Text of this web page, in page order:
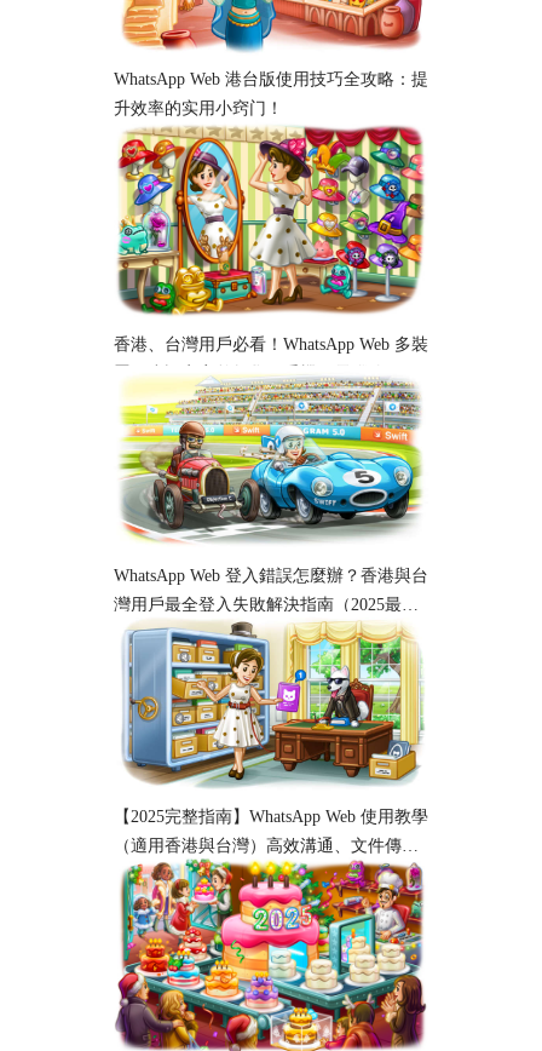
WhatsApp Web 港台版使用技巧全攻略：提
升效率的实用小窍门！
香港、台灣用戶必看！WhatsApp Web 多裝
置同步設定完整教學｜手機、電腦跨平台
使用指南
WhatsApp Web 登入錯誤怎麼辦？香港與台
灣用戶最全登入失敗解決指南（2025最
新）
【2025完整指南】WhatsApp Web 使用教學
（適用香港與台灣）高效溝通、文件傳輸
與工作協作必備！